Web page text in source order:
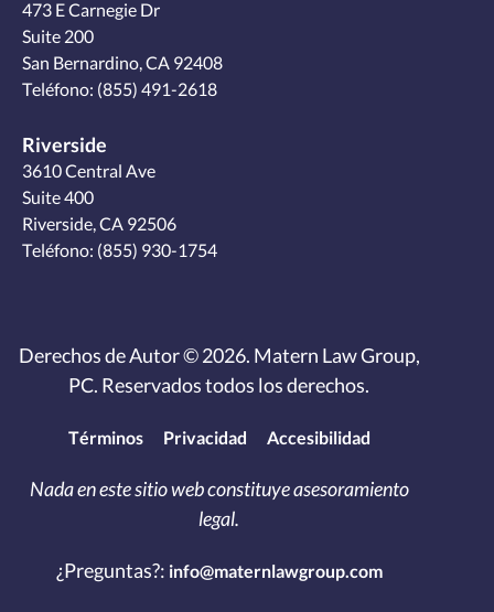
473 E Carnegie Dr
Suite 200
San Bernardino, CA 92408
Teléfono: (855) 491-2618
Riverside
3610 Central Ave
Suite 400
Riverside, CA 92506
Teléfono: (855) 930-1754
Derechos de Autor © 2026. Matern Law Group,
PC. Reservados todos los derechos.
Términos Privacidad Accesibilidad
Nada en este sitio web constituye asesoramiento
legal.
¿Preguntas?: info@maternlawgroup.com